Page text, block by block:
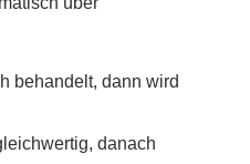
behandelt, dann wird
danach